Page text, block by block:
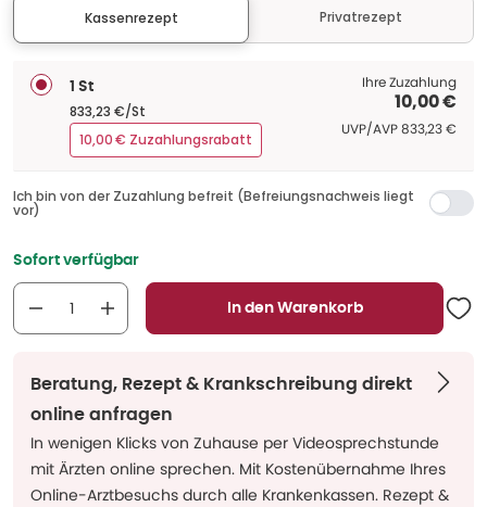
Kassenrezept Privatrezept
1 St
833,23 €/St
10,00 € Zuzahlungsrabatt
Ihre Zuzahlung
10,00 €
UVP/AVPUVP/AVP
833,23 €
Ich bin von der Zuzahlung befreit (Befreiungsnachweis liegt
vor)
Sofort verfügbar
In den Warenkorb
Beratung, Rezept & Krankschreibung direkt
online anfragen
In wenigen Klicks von Zuhause per Videosprechstunde
mit Ärzten online sprechen. Mit Kostenübernahme Ihres
Online-Arztbesuchs durch alle Krankenkassen. Rezept &